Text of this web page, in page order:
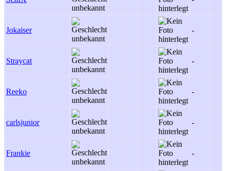
Jokaiser -
Straycat -
Reeko -
carlsjunior -
Frankie -